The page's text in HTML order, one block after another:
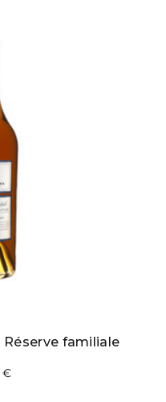
Réserve familiale
€